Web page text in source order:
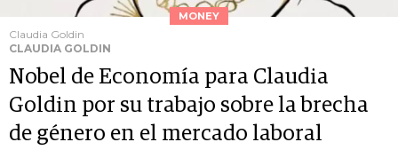
MONEY
Claudia Goldin
CLAUDIA GOLDIN
Nobel de Economía para Claudia
Goldin por su trabajo sobre la brecha
de género en el mercado laboral